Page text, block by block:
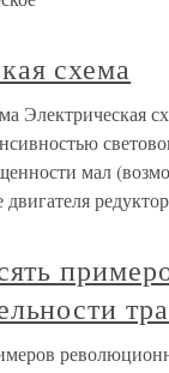
схема
Электрическая
мал